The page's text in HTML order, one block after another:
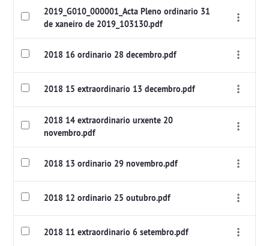
2019_G010_000001_Acta Pleno ordinario 31
de xaneiro de 2019_103130.pdf
2018 16 ordinario 28 decembro.pdf
2018 15 extraordinario 13 decembro.pdf
2018 14 extraordinario urxente 20
novembro.pdf
2018 13 ordinario 29 novembro.pdf
2018 12 ordinario 25 outubro.pdf
2018 11 extraordinario 6 setembro.pdf